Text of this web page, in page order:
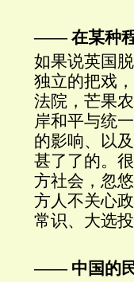
—— 在某种程
如果说英国
独立的把戏
法院，芒果
岸和平与统
的影响、以
甚了了的。
方社会，忽
方人不关心
常识、大选
—— 中国的民